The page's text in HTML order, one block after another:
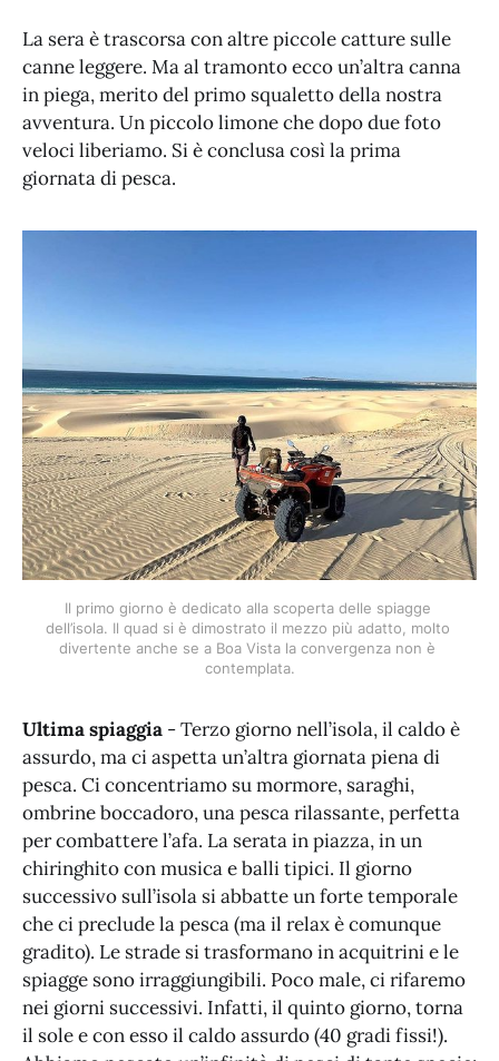
La sera è trascorsa con altre piccole catture sulle
canne leggere. Ma al tramonto ecco un’altra canna
in piega, merito del primo squaletto della nostra
avventura. Un piccolo limone che dopo due foto
veloci liberiamo. Si è conclusa così la prima
giornata di pesca.
Il primo giorno è dedicato alla scoperta delle spiagge
dell’isola. Il quad si è dimostrato il mezzo più adatto, molto
divertente anche se a Boa Vista la convergenza non è
contemplata.
Ultima spiaggia - Terzo giorno nell’isola, il caldo è
assurdo, ma ci aspetta un’altra giornata piena di
pesca. Ci concentriamo su mormore, saraghi,
ombrine boccadoro, una pesca rilassante, perfetta
per combattere l’afa. La serata in piazza, in un
chiringhito con musica e balli tipici. Il giorno
successivo sull’isola si abbatte un forte temporale
che ci preclude la pesca (ma il relax è comunque
gradito). Le strade si trasformano in acquitrini e le
spiagge sono irraggiungibili. Poco male, ci rifaremo
nei giorni successivi. Infatti, il quinto giorno, torna
il sole e con esso il caldo assurdo (40 gradi fissi!).